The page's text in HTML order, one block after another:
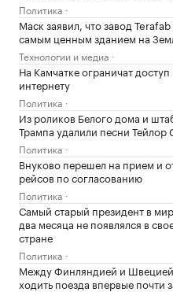
Политика
Маск заявил, что завод Terafab
самым ценным зданием на
Технологии и медиа
На Камчатке ограничат доступ
интернету
Политика
Из роликов Белого дома и
Трампа удалили песни Тейлор
Политика
Внуково перешел на прием и
рейсов по согласованию
Политика
Самый старый президент в
два месяца не появлялся в
стране
Политика
Между Финляндией и
ходить поезда впервые почти